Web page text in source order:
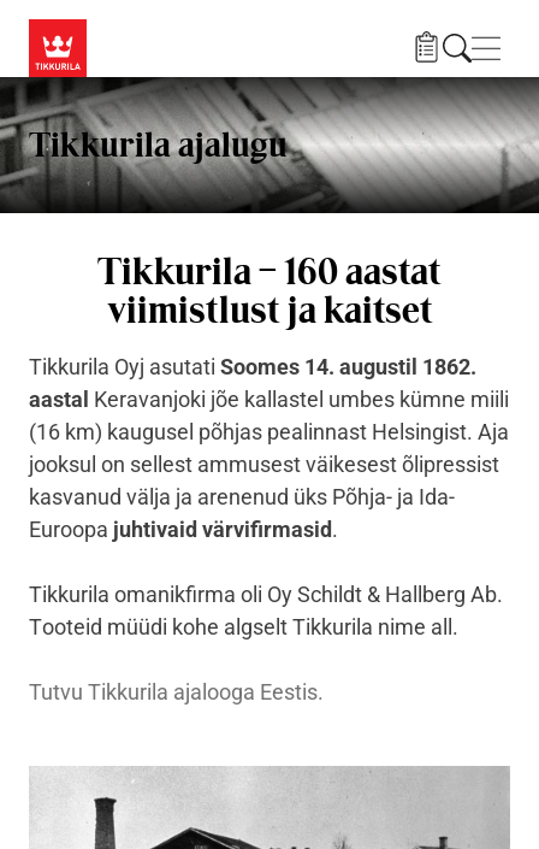
Tikkurila ajalugu
Tikkurila – 160 aastat
viimistlust ja kaitset
Tikkurila Oyj asutati Soomes 14. augustil 1862.
aastal Keravanjoki jõe kallastel umbes kümne miili
(16 km) kaugusel põhjas pealinnast Helsingist. Aja
jooksul on sellest ammusest väikesest õlipressist
kasvanud välja ja arenenud üks Põhja- ja Ida-
Euroopa juhtivaid värvifirmasid.
Tikkurila omanikfirma oli Oy Schildt & Hallberg Ab.
Tooteid müüdi kohe algselt Tikkurila nime all.
Tutvu Tikkurila ajalooga Eestis.